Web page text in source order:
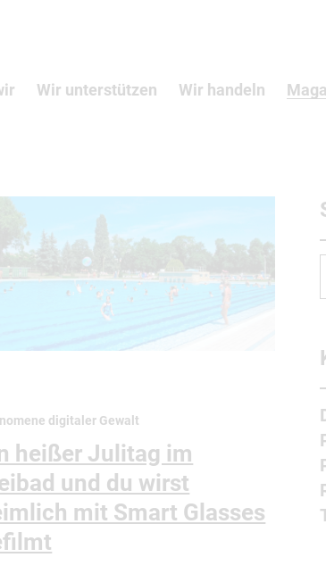
Wir unterstützen Wir handeln
digitaler Gewalt
heißer Julitag im
und du wirst
mit Smart Glasses